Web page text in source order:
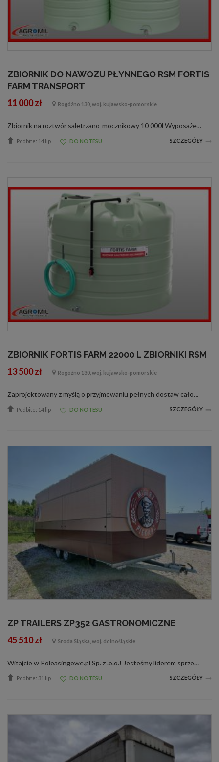
ZBIORNIK DO NAWOZU PŁYNNEGO RSM FORTIS
FARM TRANSPORT
11 000 zł Rogóźno 130, woj. kujawsko-pomorskie
Zbiornik na roztwór saletrzano-mocznikowy 10 000l Wyposażenie Przepust dolny 2&quot; z zaworem kulowym ze stali nierdzewnej 316 oraz aluminiowym złączem STORZ Górny właz o średnicy 24&quot; wraz z 4&quot; pokrywą rewizyjną i zaworem oddechow...
Podbite: 14 lip DO NOTESU SZCZEGÓŁY
ZBIORNIK FORTIS FARM 22000 L ZBIORNIKI RSM
13 500 zł Rogóźno 130, woj. kujawsko-pomorskie
Zaprojektowany z myślą o przyjmowaniu pełnych dostaw całocysternowych FORTIS FARM 22 000 to monolityczna, bezszwowa konstrukcja z polietylenu, która gwarantuje 100% szczelności i pełną odporność na agresywne nawozy azotowe. To inwestycja, kt
Podbite: 14 lip DO NOTESU SZCZEGÓŁY
ZP TRAILERS ZP352 GASTRONOMICZNE
45 510 zł Środa Śląska, woj. dolnośląskie
Witajcie w Poleasingowe.pl Sp. z .o.o.! Jesteśmy liderem sprzedaży samochodów poleasingowych, poflotowych i powindykacyjnych. Mamy dla was świetną okazję! Zobaczcie ZP TRAILERS wraz z raportami stanu technicznego. W razie jakichkolwiek pytań, d...
Podbite: 31 lip DO NOTESU SZCZEGÓŁY